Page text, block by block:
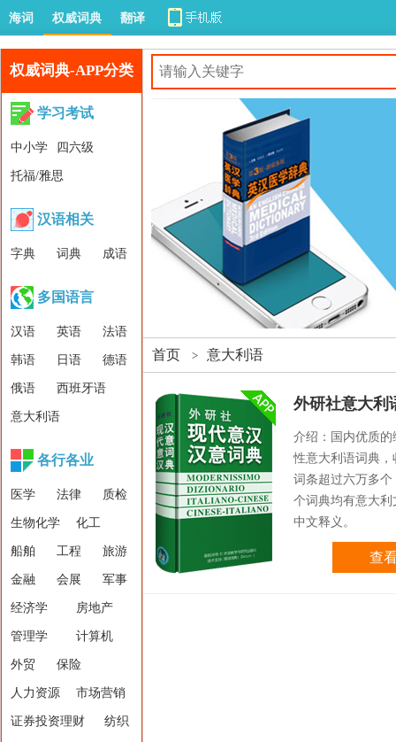
海词 权威词典 翻译
权威词典-APP分类
学习考试
中小学 四六级
托福/雅思
汉语相关
字典 词典 成语
多国语言
汉语 英语 法语
韩语 日语 德语
俄语 西班牙语
意大利语
各行各业
医学 法律 质检
生物化学 化工
船舶 工程 旅游
金融 会展 军事
经济学 房地产
管理学 计算机
外贸 保险
人力资源 市场营销
证券投资理财 纺织
首页 > 意大利语
外研社意大利
介绍：国内优质的
性意大利语词典，
词条超过六万多个
个词典均有意大利
中文释义。
查